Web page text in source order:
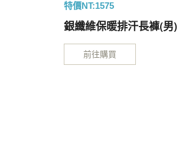
特價NT:1575
銀纖維保暖排汗長褲(男)
前往購買